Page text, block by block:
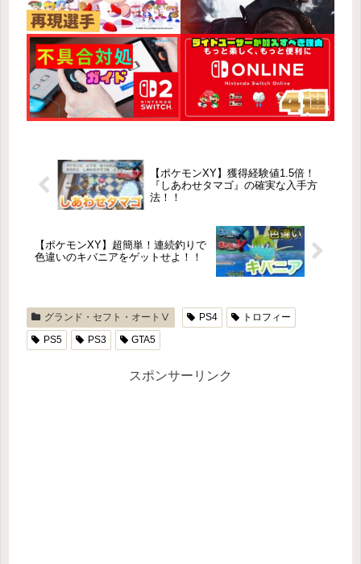
【ポケモンXY】獲得経験値1.5倍！
『しあわせタマゴ』の確実な入手方
法！！
【ポケモンXY】超簡単！連続釣りで
色違いのキバニアをゲットせよ！！
グランド・セフト・オートⅤ PS4
トロフィー
PS5
PS3 GTA5
スポンサーリンク